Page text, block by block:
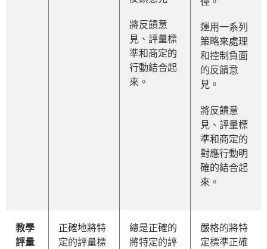
將反饋意
見、評量標
準和商定的
行動結合起
來。
運用一系列
策略來處理
和控制負面
的反饋意
見。
將反饋意
見、評量標
準和商定的
對應行動明
確的結合起
來。
教學
評量
正確地將特
定的評量標
總是正確的
將特定的評
嚴格的將特
定標準正確